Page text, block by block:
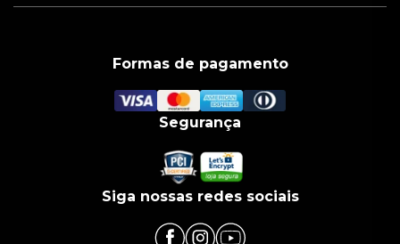
Formas de pagamento
Segurança
Siga nossas redes sociais